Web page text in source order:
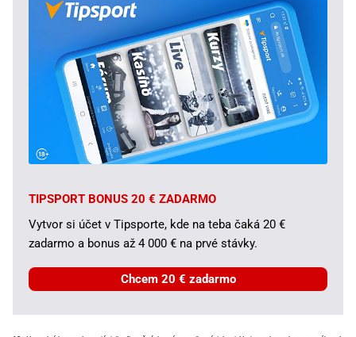
TIPSPORT BONUS 20 € ZADARMO
Vytvor si účet v Tipsporte, kde na teba čaká 20 €
zadarmo a bonus až 4 000 € na prvé stávky.
Chcem 20 € zadarmo